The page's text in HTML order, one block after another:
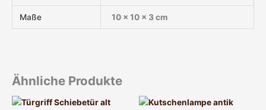
Maße 10 × 10 × 3 cm
Ähnliche Produkte